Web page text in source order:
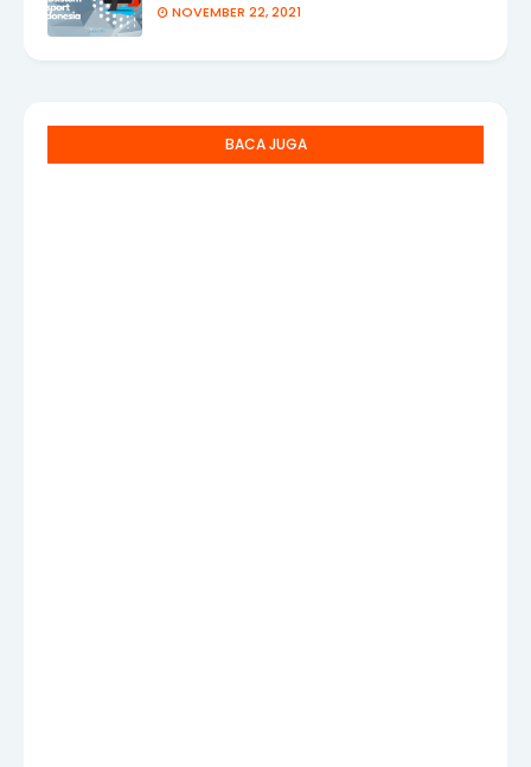
NOVEMBER 22, 2021
BACA JUGA